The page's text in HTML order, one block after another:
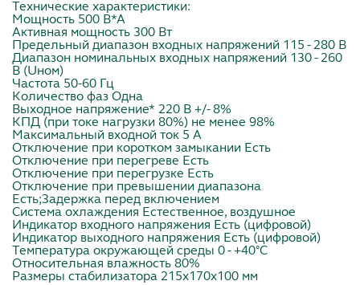
Технические характеристики:
Мощность 500 В*А
Активная мощность 300 Вт
Предельный диапазон входных напряжений 115 - 280 В
Диапазон номинальных входных напряжений 130 - 260
В (Uном)
Частота 50-60 Гц
Количество фаз Одна
Выходное напряжение* 220 В +/- 8%
КПД (при токе нагрузки 80%) не менее 98%
Максимальный входной ток 5 А
Отключение при коротком замыкании Есть
Отключение при перегреве Есть
Отключение при перегрузке Есть
Отключение при превышении диапазона
Есть;Задержка перед включением
Система охлаждения Естественное, воздушное
Индикатор входного напряжения Есть (цифровой)
Индикатор выходного напряжения Есть (цифровой)
Температура окружающей среды 0 - +40°С
Относительная влажность 80%
Размеры стабилизатора 215x170x100 мм